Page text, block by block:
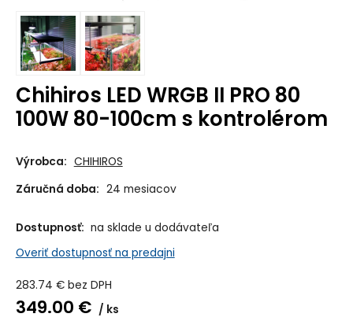
Chihiros LED WRGB II PRO 80
100W 80-100cm s kontrolérom
Výrobca: CHIHIROS
Záručná doba: 24 mesiacov
Dostupnosť: na sklade u dodávateľa
Overiť dostupnosť na predajni
283.74 € bez DPH
349.00 € ks